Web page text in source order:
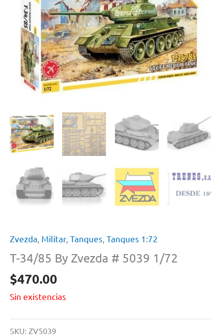
Zvezda Militar, Tanques Tanques 1:72
T-34/85 By Zvezda # 5039 1/72
$470.00
Sin existencias
SKU: ZV5039